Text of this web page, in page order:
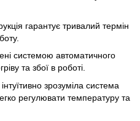
гарантує тривалий термін
системою автоматичного
та збої в роботі.
інтуїтивно зрозуміла система
регулювати температуру та